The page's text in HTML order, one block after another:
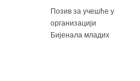
Позив за учешће у
организацији
Бијенала младих